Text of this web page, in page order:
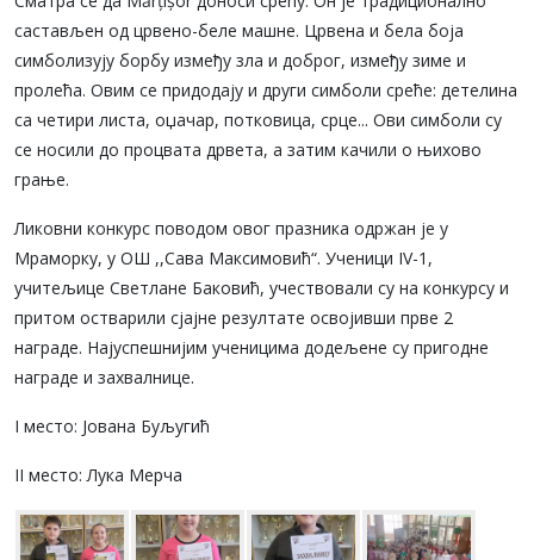
састављен од црвено-беле машне. Црвена и бела боја
симболизују борбу између зла и доброг, између зиме и
пролећа. Овим се придодају и други симболи среће: детелина
са четири листа, оџачар, потковица, срце... Ови симболи су
се носили до процвата дрвета, а затим качили о њихово
грање.
Ликовни конкурс поводом овог празника одржан је у
Мраморку, у ОШ ,,Сава Максимовић“. Ученици IV-1,
учитељице Светлане Баковић, учествовали су на конкурсу и
притом остварили сјајне резултате освојивши прве 2
награде. Најуспешнијим ученицима додељене су пригодне
награде и захвалнице.
I место: Јована Буљугић
II место: Лука Мерча